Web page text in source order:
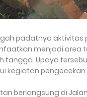
padatnya aktivitas
menjadi area
tangga. Upaya
kegiatan pengecekan
berlangsung di